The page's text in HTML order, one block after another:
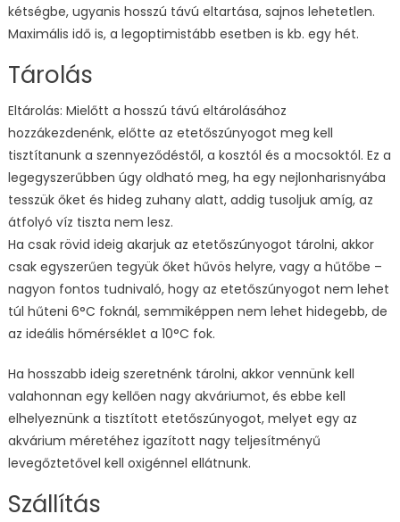
kétségbe, ugyanis hosszú távú eltartása, sajnos lehetetlen.
Maximális idő is, a legoptimistább esetben is kb. egy hét.
Tárolás
Eltárolás: Mielőtt a hosszú távú eltárolásához
hozzákezdenénk, előtte az etetőszúnyogot meg kell
tisztítanunk a szennyeződéstől, a kosztól és a mocsoktól. Ez a
legegyszerűbben úgy oldható meg, ha egy nejlonharisnyába
tesszük őket és hideg zuhany alatt, addig tusoljuk amíg, az
átfolyó víz tiszta nem lesz.
Ha csak rövid ideig akarjuk az etetőszúnyogot tárolni, akkor
csak egyszerűen tegyük őket hűvös helyre, vagy a hűtőbe –
nagyon fontos tudnivaló, hogy az etetőszúnyogot nem lehet
túl hűteni 6°C foknál, semmiképpen nem lehet hidegebb, de
az ideális hőmérséklet a 10°C fok.
Ha hosszabb ideig szeretnénk tárolni, akkor vennünk kell
valahonnan egy kellően nagy akváriumot, és ebbe kell
elhelyeznünk a tisztított etetőszúnyogot, melyet egy az
akvárium méretéhez igazított nagy teljesítményű
levegőztetővel kell oxigénnel ellátnunk.
Szállítás